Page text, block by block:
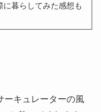
に暮らしてみた感想も
ーキュレーターの風